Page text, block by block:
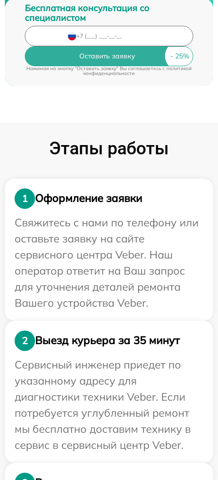
Бесплатная консультация со
специалистом
Оставить заявку
Нажимая на кнопку "Оставить заявку" Вы соглашаетесь cполитикой
конфиденциальности
Этапы работы
1
Оформление заявки
Свяжитесь с нами по телефону или
оставьте заявку на сайте
сервисного центра Veber. Наш
оператор ответит на Ваш запрос
для уточнения деталей ремонта
Вашего устройства Veber.
2
Выезд курьера за 35 минут
Сервисный инженер приедет по
указанному адресу для
диагностики техники Veber. Если
потребуется углубленный ремонт
мы бесплатно доставим технику в
сервис в сервисный центр Veber.